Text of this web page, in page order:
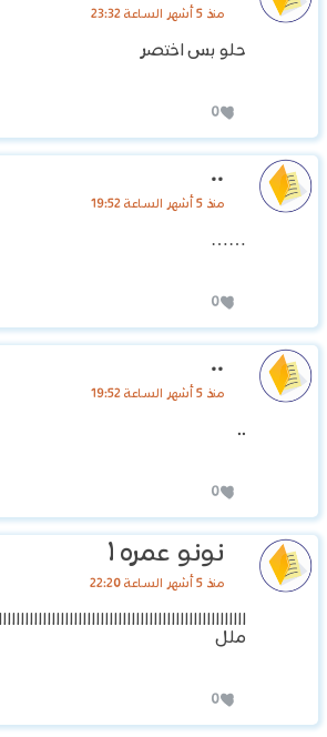
منذ 5 أشهر الساعة 23:32
‏حلو بس اختصر
0
..
منذ 5 أشهر الساعة 19:52
……
0
..
منذ 5 أشهر الساعة 19:52
..
0
نونو عمره ١
منذ 5 أشهر الساعة 22:20
ملل
0